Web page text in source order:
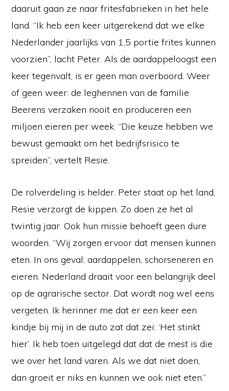
daaruit gaan ze naar fritesfabrieken in het hele
land. “Ik heb een keer uitgerekend dat we elke
Nederlander jaarlijks van 1,5 portie frites kunnen
voorzien”, lacht Peter. Als de aardappeloogst een
keer tegenvalt, is er geen man overboord. Weer
of geen weer: de leghennen van de familie
Beerens verzaken nooit en produceren een
miljoen eieren per week. “Die keuze hebben we
bewust gemaakt om het bedrijfsrisico te
spreiden”, vertelt Resie.
De rolverdeling is helder. Peter staat op het land,
Resie verzorgt de kippen. Zo doen ze het al
twintig jaar. Ook hun missie behoeft geen dure
woorden. “Wij zorgen ervoor dat mensen kunnen
eten. In ons geval: aardappelen, schorseneren en
eieren. Nederland draait voor een belangrijk deel
op de agrarische sector. Dat wordt nog wel eens
vergeten. Ik herinner me dat er een keer een
kindje bij mij in de auto zat dat zei: ‘Het stinkt
hier’. Ik heb toen uitgelegd dat dat de mest is die
we over het land varen. Als we dat niet doen,
dan groeit er niks en kunnen we ook niet eten.”